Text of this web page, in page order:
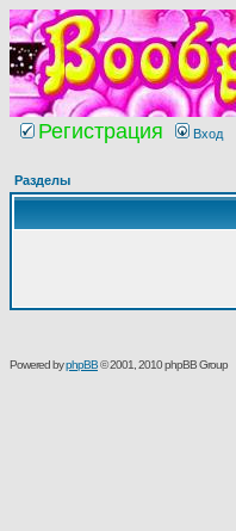
Регистрация Вход
Разделы
Powered byphpBB© 2001, 2010 phpBB Group